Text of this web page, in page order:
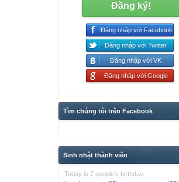
Đăng ký!
Đăng nhập với Facebook
Đăng nhập với Twitter
Đăng nhập với VK
Đăng nhập với Google
Tìm chúng tôi trên Facebook
Sinh nhật thành viên
Today is 7 people's birthday.